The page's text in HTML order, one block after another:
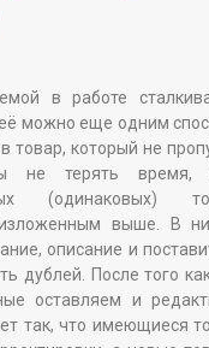
в работе
можно еще одним
товар, который не
не терять
(одинаковых)
выше. В
описание и
дублей. После того
оставляем и
так, что имеющиеся